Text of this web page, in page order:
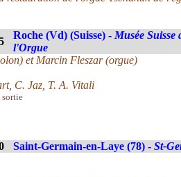
Roche (Vd) (Suisse) - Musée Suisse
l'Orgue
et Marcin Fleszar (orgue)
C. Jaz, T. A. Vitali
sortie
Saint-Germain-en-Laye (78) - St-